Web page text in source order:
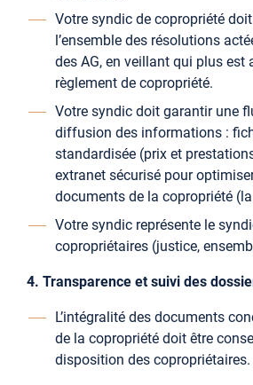
Votre syndic de copropriété
l’ensemble des résolutions
des AG, en veillant qui plus est
règlement de copropriété.
Votre syndic doit garantir une
diffusion des informations :
standardisée (prix et
extranet sécurisé pour
documents de la copropriété
Votre syndic représente le
copropriétaires (justice,
4. Transparence et suivi des
L’intégralité des documents
de la copropriété doit être
disposition des copropriétaires.